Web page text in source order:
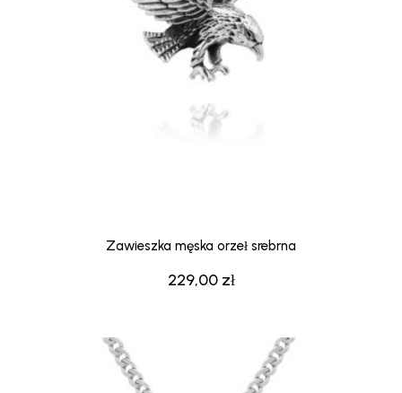
229,00 zł
Zawieszka męska orzeł srebrna